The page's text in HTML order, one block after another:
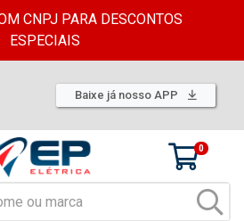
CNPJ PARA DESCONTOS
ESPECIAIS
Baixe já nosso APP
0